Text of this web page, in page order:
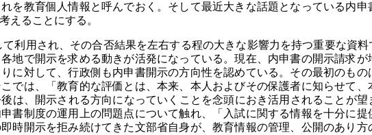
を教育個人情報と呼んでおく。そして最近大きな話題となっている内
えることにする。
利用され、その合否結果を左右する程の大きな影響力を持つ重要な資
地で開示を求める動きが活発になっている。現在、内申書の開示請求
に対して、行政側も内申書開示の方向性を認めている。その最初のも
では、「教育的な評価とは、本来、本人およびその保護者に知らせて
は、開示される方向になっていくことを念頭におき活用されることが
書制度の運用上の問題点について触れ、「入試に関する情報を十分に
時開示を拒み続けてきた文部省自身が、教育情報の管理、公開のあり